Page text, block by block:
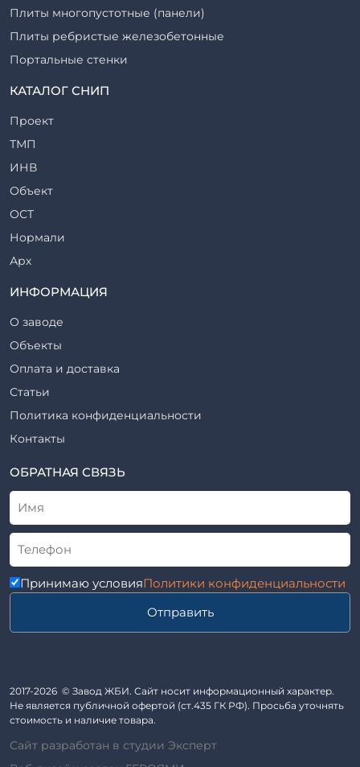
Плиты многопустотные (панели)
Плиты ребристые железобетонные
Портальные стенки
Прогоны железобетонные
Ригели железобетонные
Сваи железобетонные
Стеновые блоки
Стойки железобетонные
Столбы железобетонные
Закладные детали
Трубы железобетонные
Утяжелители железобетонные
Фермы железобетонные
Фундаментные блоки
Фундаменты железобетонные
Шахты лифтов железобетонные
Шпалы железобетонные
Элементы благоустройства
Трубы асбоцементные
Приставки железобетонные (пасынки) Серия 3.407-57 и
ГОСТ 14295-75
Лестничные марши
Автопавильоны
Анкера железобетонные
Балки железобетонные
Блоки железобетонные
Кабины санитарно-технические
Козырьки входов для общественных зданий
КАТАЛОГ СНИП
Проект
ТМП
ИНВ
Объект
ОСТ
Нормали
Арх
ТР
Серия
ТП
ТПР
Шифр
Рабочие чертежи
ВСН
ТУ
Альбом
ИНФОРМАЦИЯ
О заводе
Объекты
Оплата и доставка
Статьи
Политика конфиденциальности
Контакты
ОБРАТНАЯ СВЯЗЬ
Принимаю условияПолитики конфиденциальности
Отправить
2017-2026 © Завод ЖБИ. Сайт носит информационный характер.
Не является публичной офертой (ст.435 ГК РФ). Просьба уточнять
стоимость и наличие товара.
Сайт разработан в студии Эксперт